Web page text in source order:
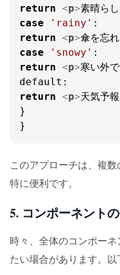
return <p>素晴ら
case
'rainy'
return <p>傘を忘
case
'snowy'
return <p>寒い外
default
return <p>天気予
}
}
このアプローチは、複
特に便利です。
5. コンポーネント
時々、全体のコンポー
たい場合があります。以